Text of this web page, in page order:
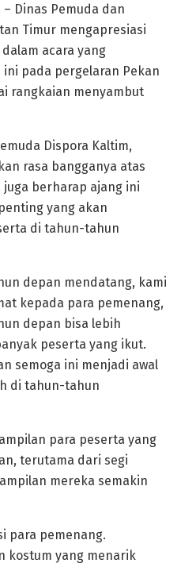
– Dinas Pemuda dan
Timur mengapresiasi
acara yang
pada pergelaran Pekan
rangkaian menyambut
Dispora Kaltim,
rasa bangganya atas
berharap ajang ini
yang akan
di tahun-tahun
depan mendatang, kami
kepada para pemenang,
depan bisa lebih
peserta yang ikut.
semoga ini menjadi awal
di tahun-tahun
para peserta yang
terutama dari segi
mereka semakin
para pemenang.
kostum yang menarik